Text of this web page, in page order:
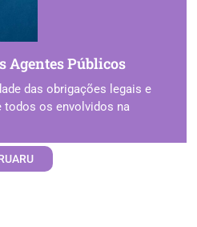
Agentes Públicos
das obrigações legais e
todos os envolvidos na